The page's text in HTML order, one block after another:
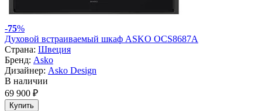
-75%
Духовой встраиваемый шкаф ASKO OCS8687A
Страна: Швеция
Бренд: Asko
Дизайнер: Asko Design
В наличии
69 900 ₽
Купить